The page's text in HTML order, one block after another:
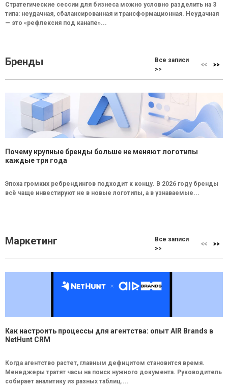
Стратегические сессии для бизнеса можно условно разделить на 3
типа: неудачная, сбалансированная и трансформационная. Неудачная
— это «рефлексия под канапе»...
Бренды
Все записи
>>
Почему крупные бренды больше не меняют логотипы
каждые три года
Эпоха громких ребрендингов подходит к концу. В 2026 году бренды
всё чаще инвестируют не в новые логотипы, а в узнаваемые...
Маркетинг
Все записи
>>
Как настроить процессы для агентства: опыт AIR Brands в
NetHunt CRM
Когда агентство растет, главным дефицитом становится время.
Менеджеры тратят часы на поиск нужного документа. Руководитель
собирает аналитику из разных таблиц....